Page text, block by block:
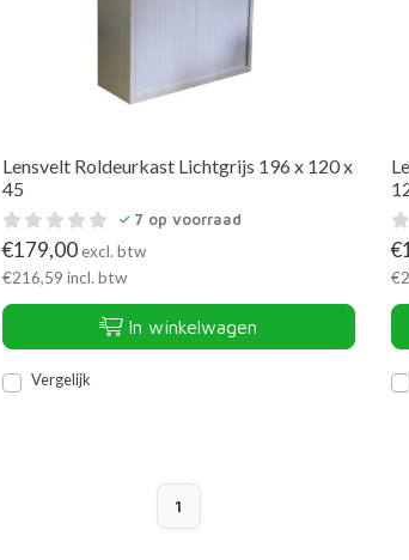
Lensvelt Roldeurkast Lichtgrijs 196 x 120 x
45
7 op voorraad
€179,00excl. btw
€216,59 incl. btw
In winkelwagen
Vergelijk
€
€
1